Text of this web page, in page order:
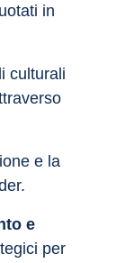
in
culturali
e la
e
per